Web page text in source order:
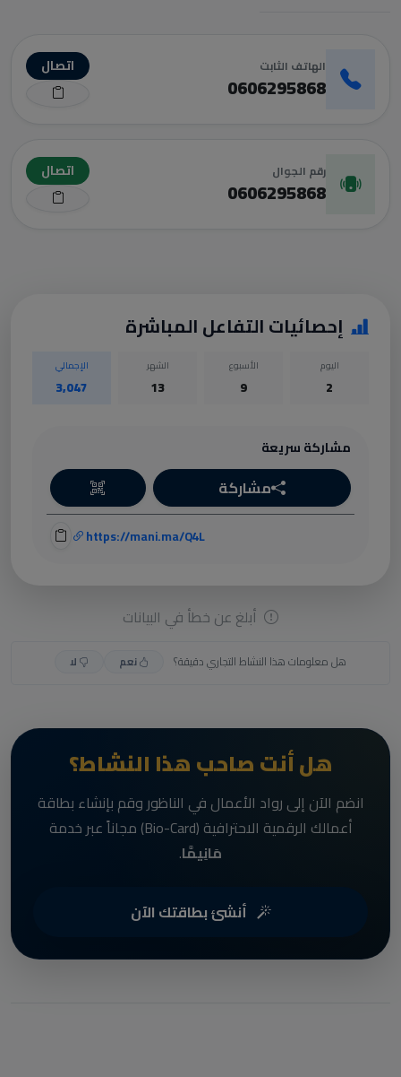
الهاتف الثابت
0606295868
اتصال
رقم الجوال
0606295868
اتصال
إحصائيات التفاعل المباشرة
اليوم
2
الأسبوع
9
الشهر
13
الإجمالي
3,047
مشاركة سريعة
مشاركة
https://mani.ma/Q4L
أبلغ عن خطأ في البيانات
هل معلومات هذا النشاط التجاري دقيقة؟ نعم لا
هل أنت صاحب هذا النشاط؟
انضم الآن إلى رواد الأعمال في الناظور وقم بإنشاء بطاقة
أعمالك الرقمية الاحترافية (Bio-Card) مجاناً عبر خدمة
مَانِيمَّا.
أنشئ بطاقتك الآن